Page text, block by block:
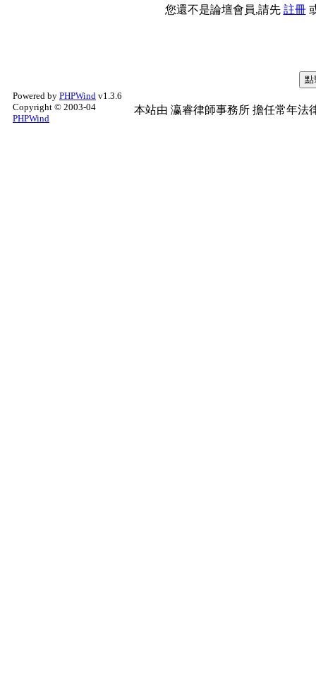
您還不是論壇會員,請先 註冊
Powered by PHPWind v1.3.6
Copyright © 2003-04
PHPWind
本站由 瀛睿律師事務所 擔任常年法